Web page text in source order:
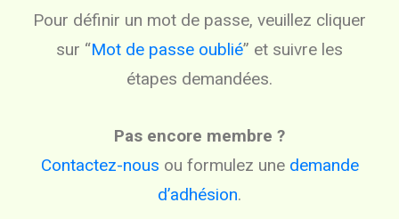
Pour définir un mot de passe, veuillez cliquer
sur “Mot de passe oublié” et suivre les
étapes demandées.
Pas encore membre ?
Contactez-nous ou formulez une demande
d’adhésion.